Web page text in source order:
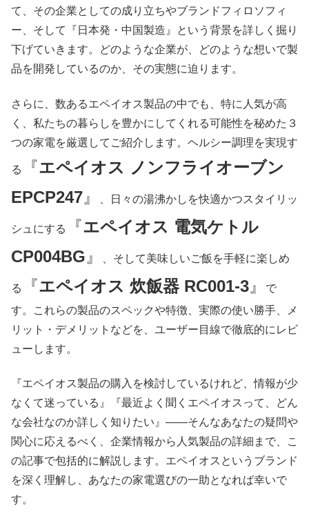
て、その企業としての成り立ちやブランドフィロソフィ
ー、そして『日本発・中国製造』という背景を詳しく掘り
下げていきます。どのような企業が、どのような想いで製
品を開発しているのか、その実態に迫ります。
さらに、数あるエペイオス製品の中でも、特に人気が高
く、私たちの暮らしを豊かにしてくれる可能性を秘めた３
つの家電を厳選してご紹介します。ヘルシー調理を実現す
る 『エペイオス ノンフライオーブン
‎EPCP247 』 、日々の湯沸かしを快適かつスタイリッ
シュにする 『エペイオス 電気ケトル
CP004BG 』 、そして美味しいご飯を手軽に楽しめ
る 『エペイオス 炊飯器 ‎RC001-3 』
で
す。これらの製品のスペックや特徴、実際の使い勝手、メ
リット・デメリットなどを、ユーザー目線で徹底的にレビ
ューします。
『エペイオス製品の購入を検討しているけれど、情報が少
なくて迷っている』『最近よく聞くエペイオスって、どん
な会社なのか詳しく知りたい』――そんなあなたの疑問や
関心に応えるべく、企業情報から人気製品の詳細まで、こ
の記事で包括的に解説します。エペイオスというブランド
を深く理解し、あなたの家電選びの一助となれば幸いで
す。